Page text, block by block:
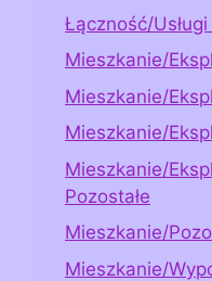
Łączność/
Mieszkanie/
Mieszkanie/
Mieszkanie/
Mieszkanie/
Pozostałe
Mieszkanie/
Mieszkanie/